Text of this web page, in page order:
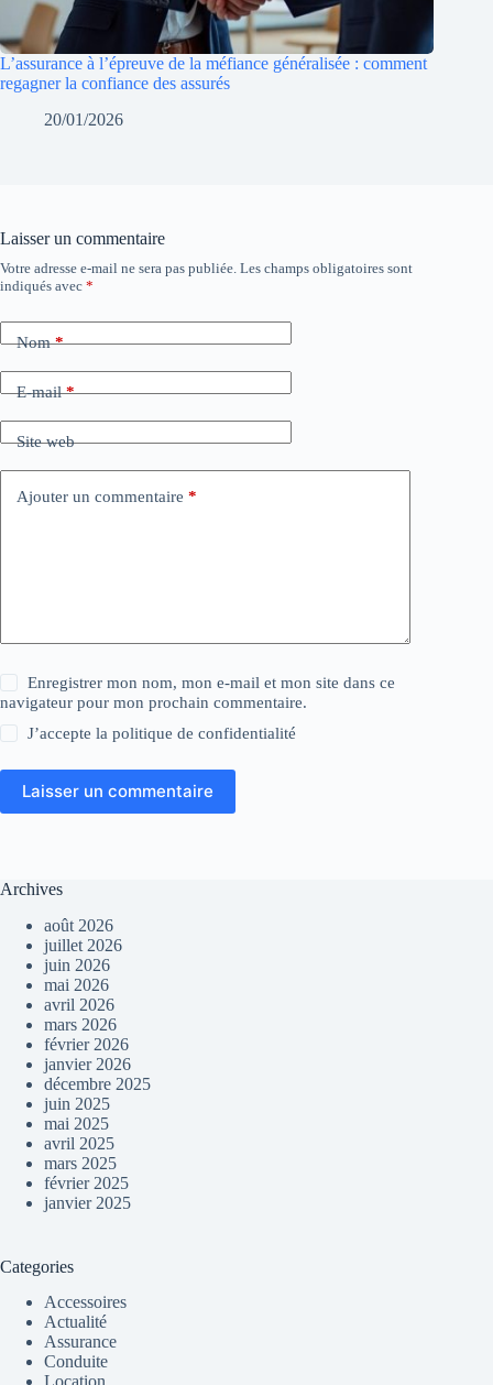
L’assurance à l’épreuve de la méfiance généralisée : comment
regagner la confiance des assurés
20/01/2026
Laisser un commentaire
Votre adresse e-mail ne sera pas publiée. Les champs obligatoires sont
indiqués avec *
Nom*
E-mail*
Site web
Ajouter un commentaire *
Enregistrer mon nom, mon e-mail et mon site dans ce
navigateur pour mon prochain commentaire.
J’accepte lapolitique de confidentialité
Laisser un commentaire
Archives
août 2026
juillet 2026
juin 2026
mai 2026
avril 2026
mars 2026
février 2026
janvier 2026
décembre 2025
juin 2025
mai 2025
avril 2025
mars 2025
février 2025
janvier 2025
Categories
Accessoires
Actualité
Assurance
Conduite